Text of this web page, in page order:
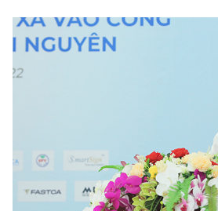
BỘ KHOA HỌC VÀ
MINISTRY OF SCIENCE AND
Cơ quan chủ quản: Bộ Khoa học và
Chịu trách nhiệm nội dung: Nguyễn Thị
Giám đốc Trung tâm Truyền thông